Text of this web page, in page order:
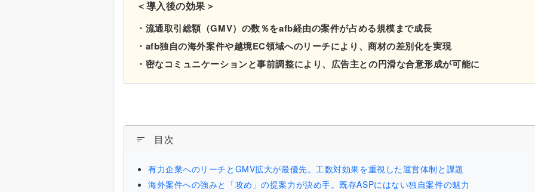
＜導入後の効果＞
・流通取引総額（GMV）の数％をafb経由の案件が占める規模まで成長
・afb独自の海外案件や越境EC領域へのリーチにより、商材の差別化を実現
・密なコミュニケーションと事前調整により、広告主との円滑な合意形成が可能に
目次
有力企業へのリーチとGMV拡大が最優先。工数対効果を重視した運営体制と課題
海外案件への強みと「攻め」の提案力が決め手。既存ASPにはない独自案件の魅力